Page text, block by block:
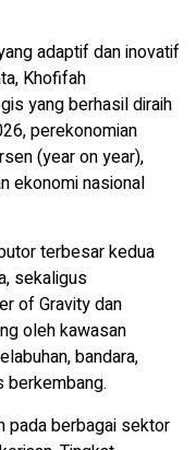
adaptif dan inovatif
Khofifah
yang berhasil diraih
perekonomian
(year on year),
ekonomi nasional
terbesar kedua
sekaligus
of Gravity dan
oleh kawasan
bandara,
berkembang.
pada berbagai sektor